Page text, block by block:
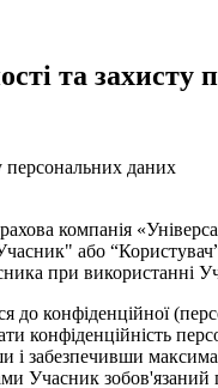
та захисту
персональних даних
компанія
або
при використанні
конфіденційної
конфіденційність
і забезпечивши
Учасник